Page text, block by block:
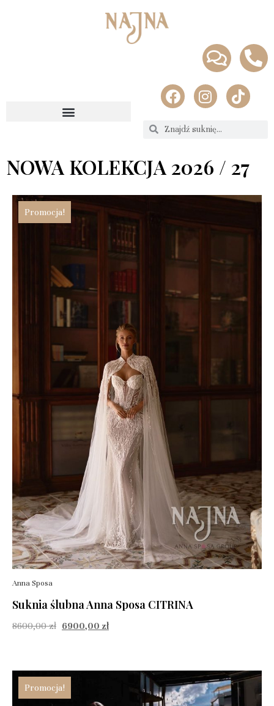
NOWA KOLEKCJA 2026 / 27
Promocja!
Anna Sposa
Suknia ślubna Anna Sposa CITRINA
8600,00zł 6900,00 zł
Promocja!